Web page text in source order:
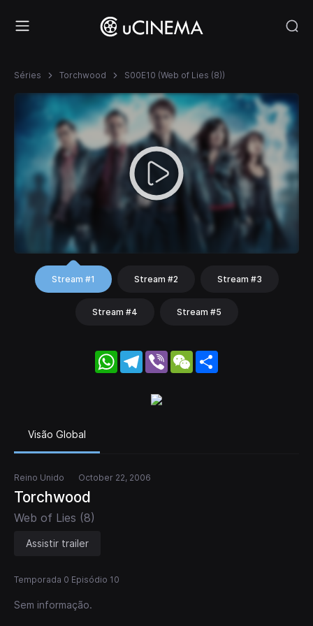
Séries Torchwood S00E10 (Web of Lies (8))
Stream #1 Stream #2 Stream #3
Stream #4 Stream #5
WhatsApp
Telegram
Viber WeChat
Visão Global
Reino Unido October 22, 2006
Torchwood
Web of Lies (8)
Assistir trailer
Temporada 0 Episódio 10
Sem informação.